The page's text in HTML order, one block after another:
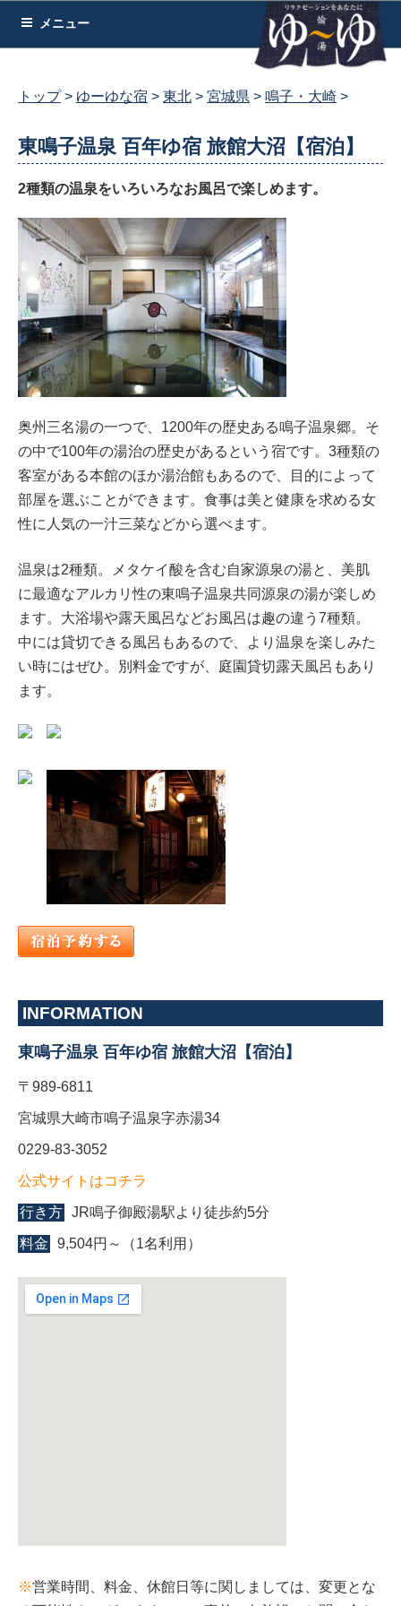
メニュー
トップ ゆーゆな宿 東北 宮城県 鳴子・大崎
東鳴子温泉 百年ゆ宿 旅館大沼【宿泊】
2種類の温泉をいろいろなお風呂で楽しめます。
奥州三名湯の一つで、1200年の歴史ある鳴子温泉郷。そ
の中で100年の湯治の歴史があるという宿です。3種類の
客室がある本館のほか湯治館もあるので、目的によって
部屋を選ぶことができます。食事は美と健康を求める女
性に人気の一汁三菜などから選べます。
温泉は2種類。メタケイ酸を含む自家源泉の湯と、美肌
に最適なアルカリ性の東鳴子温泉共同源泉の湯が楽しめ
ます。大浴場や露天風呂などお風呂は趣の違う7種類。
中には貸切できる風呂もあるので、より温泉を楽しみた
い時にはぜひ。別料金ですが、庭園貸切露天風呂もあり
ます。
INFORMATION
東鳴子温泉 百年ゆ宿 旅館大沼【宿泊】
〒989-6811
宮城県大崎市鳴子温泉字赤湯34
0229-83-3052
公式サイトはコチラ
行き方 JR鳴子御殿湯駅より徒歩約5分
料金 9,504円～（1名利用）
※営業時間、料金、休館日等に関しましては、変更とな